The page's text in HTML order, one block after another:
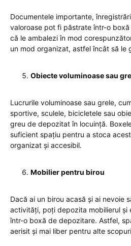
Documentele importante,
valoroase pot fi păstrate într-o
că le ambalezi în mod
un mod organizat, astfel încât să le
Obiecte voluminoase sau
Lucrurile voluminoase sau grele,
sportive, sculele, bicicletele sau
greu de depozitat în locuință.
suficient spațiu pentru a stoca
organizat și accesibil.
Mobilier pentru birou
Dacă ai un birou acasă și ai nevoie
activități, poți depozita mobilierul și
într-o boxă de depozitare. Astfel,
aerisit și mai liber pentru alte